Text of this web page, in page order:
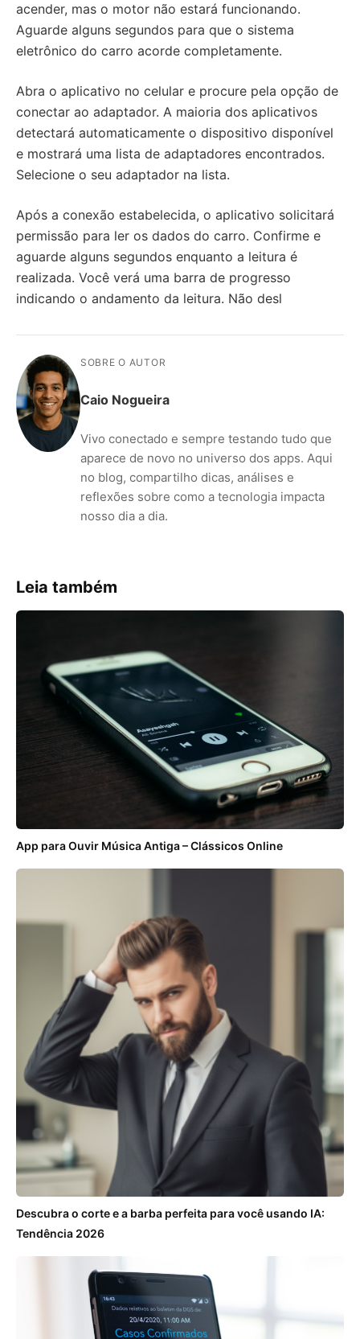
acender, mas o motor não estará funcionando.
Aguarde alguns segundos para que o sistema
eletrônico do carro acorde completamente.
Abra o aplicativo no celular e procure pela opção de
conectar ao adaptador. A maioria dos aplicativos
detectará automaticamente o dispositivo disponível
e mostrará uma lista de adaptadores encontrados.
Selecione o seu adaptador na lista.
Após a conexão estabelecida, o aplicativo solicitará
permissão para ler os dados do carro. Confirme e
aguarde alguns segundos enquanto a leitura é
realizada. Você verá uma barra de progresso
indicando o andamento da leitura. Não desl
SOBRE O AUTOR
Caio Nogueira
Vivo conectado e sempre testando tudo que
aparece de novo no universo dos apps. Aqui
no blog, compartilho dicas, análises e
reflexões sobre como a tecnologia impacta
nosso dia a dia.
Leia também
App para Ouvir Música Antiga – Clássicos Online
Descubra o corte e a barba perfeita para você usando IA:
Tendência 2026